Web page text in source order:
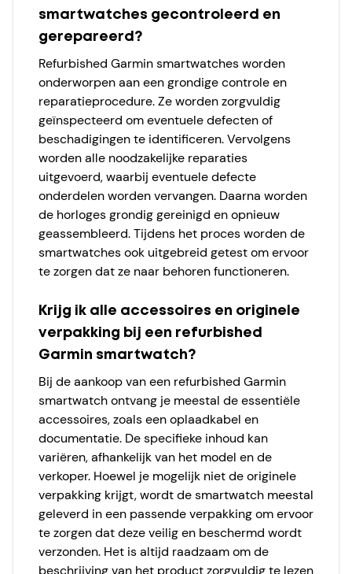
smartwatches gecontroleerd en
gerepareerd?
Refurbished Garmin smartwatches worden
onderworpen aan een grondige controle en
reparatieprocedure. Ze worden zorgvuldig
geïnspecteerd om eventuele defecten of
beschadigingen te identificeren. Vervolgens
worden alle noodzakelijke reparaties
uitgevoerd, waarbij eventuele defecte
onderdelen worden vervangen. Daarna worden
de horloges grondig gereinigd en opnieuw
geassembleerd. Tijdens het proces worden de
smartwatches ook uitgebreid getest om ervoor
te zorgen dat ze naar behoren functioneren.
Krijg ik alle accessoires en originele
verpakking bij een refurbished
Garmin smartwatch?
Bij de aankoop van een refurbished Garmin
smartwatch ontvang je meestal de essentiële
accessoires, zoals een oplaadkabel en
documentatie. De specifieke inhoud kan
variëren, afhankelijk van het model en de
verkoper. Hoewel je mogelijk niet de originele
verpakking krijgt, wordt de smartwatch meestal
geleverd in een passende verpakking om ervoor
te zorgen dat deze veilig en beschermd wordt
verzonden. Het is altijd raadzaam om de
beschrijving van het product zorgvuldig te lezen